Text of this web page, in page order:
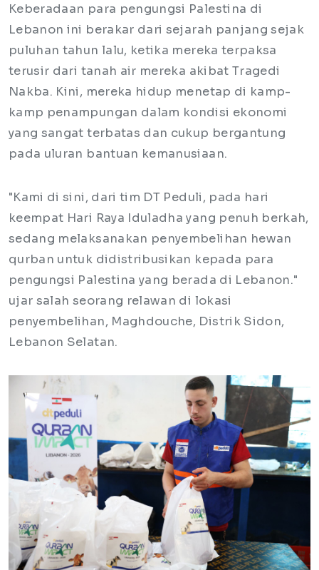
Keberadaan para pengungsi Palestina di
Lebanon ini berakar dari sejarah panjang sejak
puluhan tahun lalu, ketika mereka terpaksa
terusir dari tanah air mereka akibat Tragedi
Nakba. Kini, mereka hidup menetap di kamp-
kamp penampungan dalam kondisi ekonomi
yang sangat terbatas dan cukup bergantung
pada uluran bantuan kemanusiaan.
"Kami di sini, dari tim DT Peduli, pada hari
keempat Hari Raya Iduladha yang penuh berkah,
sedang melaksanakan penyembelihan hewan
qurban untuk didistribusikan kepada para
pengungsi Palestina yang berada di Lebanon."
ujar salah seorang relawan di lokasi
penyembelihan, Maghdouche, Distrik Sidon,
Lebanon Selatan.